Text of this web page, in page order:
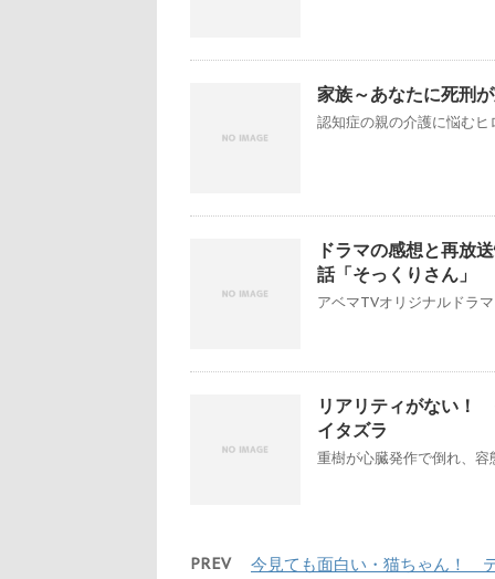
家族～あなたに死刑
認知症の親の介護に悩む
ドラマの感想と再
話「そっくりさん」
アベマTVオリジナルドラ
リアリティがない！
イタズラ
重樹が心臓発作で倒れ、
PREV 今見ても面白い・猫ちゃん！